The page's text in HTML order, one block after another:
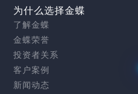
为什么选择金蝶
了解金蝶
金蝶荣誉
投资者关系
客户案例
新闻动态